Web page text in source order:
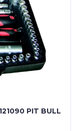
PIT BULL